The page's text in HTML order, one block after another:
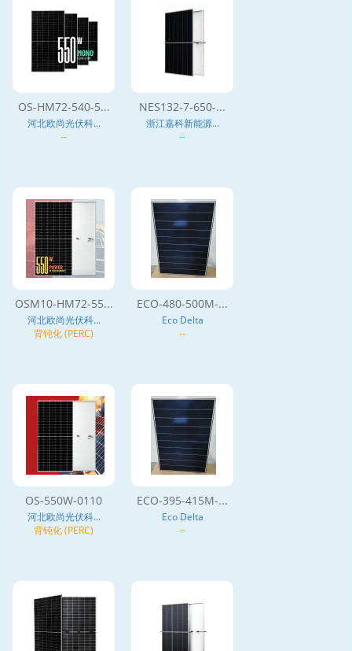
OS-HM72-540-5...
河北欧尚光伏科...
--
NES132-7-650-...
浙江嘉科新能源...
--
OSM10-HM72-55...
河北欧尚光伏科...
背钝化 (PERC)
ECO-480-500M-...
Eco Delta
--
OS-550W-0110
河北欧尚光伏科...
背钝化 (PERC)
ECO-395-415M-...
Eco Delta
--